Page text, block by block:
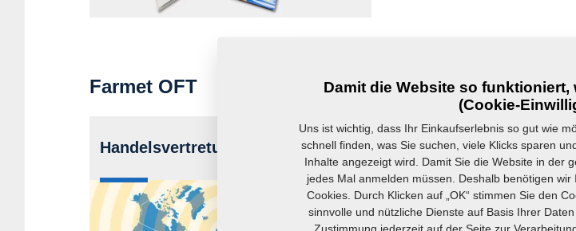
Farmet OFT
Handelsvertretung OFT Notdienst
Damit die Website so
(Cookie-
Uns ist wichtig, dass Ihr Einkaufserlebnis so gut wie
schnell finden, was Sie suchen, viele Klicks sparen
Inhalte angezeigt wird. Damit Sie die Website in der
jedes Mal anmelden müssen. Deshalb benötigen
Cookies. Durch Klicken auf „OK“ stimmen Sie den
sinnvolle und nützliche Dienste auf Basis Ihrer
Zustimmung jederzeit auf der Seite zur